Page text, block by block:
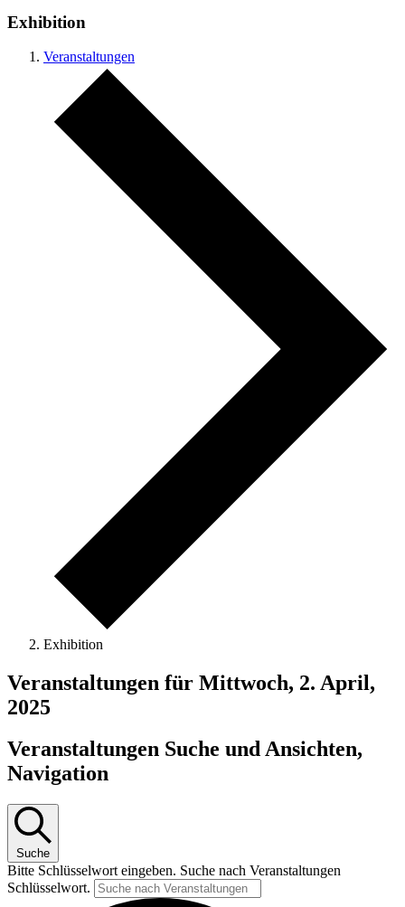
Exhibition
Veranstaltungen
Exhibition
Veranstaltungen für Mittwoch, 2. April,
2025
Veranstaltungen Suche und Ansichten,
Navigation
Suche
Bitte Schlüsselwort eingeben. Suche nach Veranstaltungen
Schlüsselwort.